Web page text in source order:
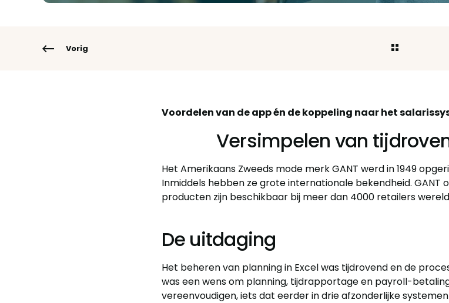
Vorig
Voordelen van de app én de koppeling naar het
Versimpelen van
Het Amerikaans Zweeds mode merk GANT werd in 1949
Inmiddels hebben ze grote internationale bekendheid. GANT
producten zijn beschikbaar bij meer dan 4000 retailers
De uitdaging
Het beheren van planning in Excel was tijdrovend en de
was een wens om planning, tijdrapportage en payroll-
vereenvoudigen, iets dat eerder in drie afzonderlijke